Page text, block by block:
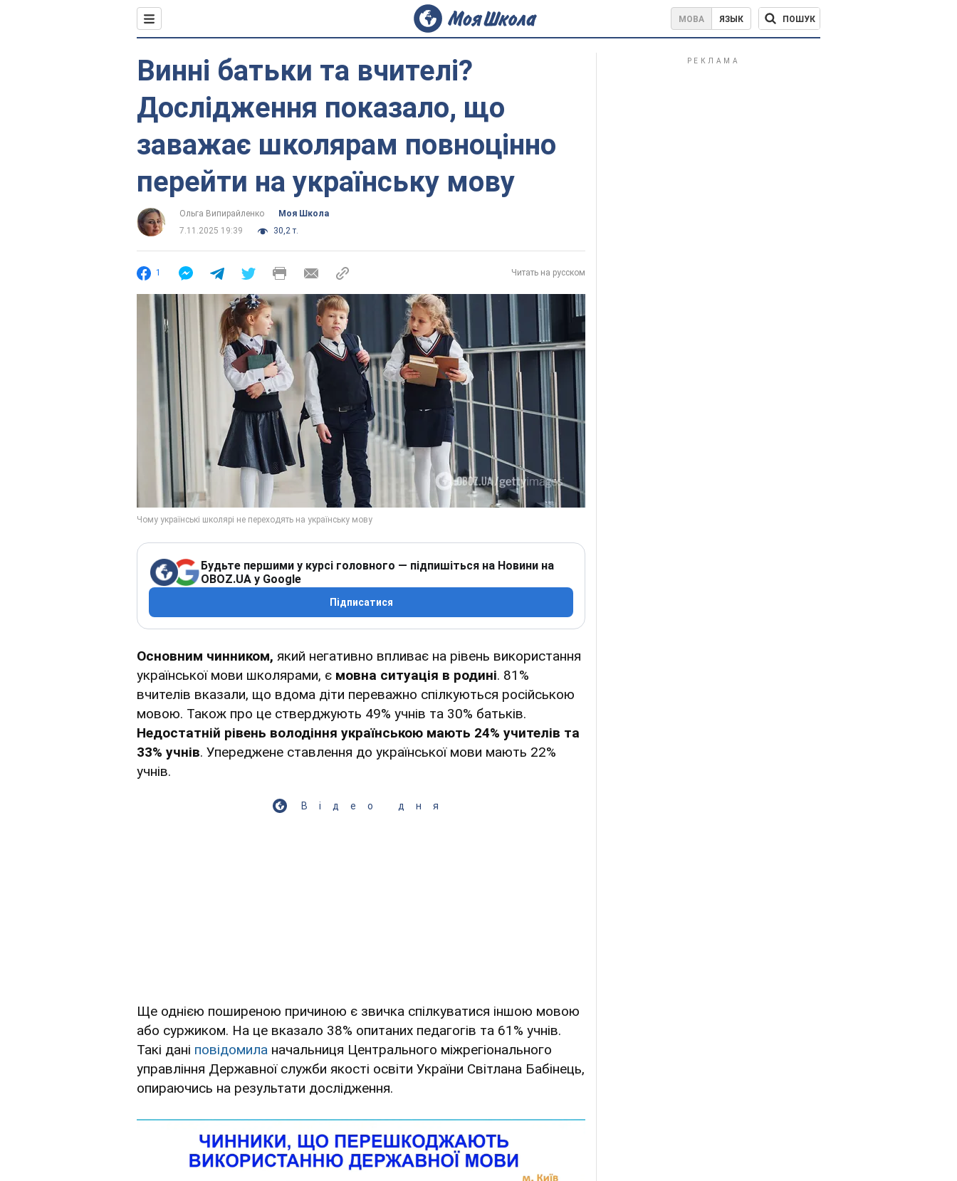
МОВА ЯЗЫК ПОШУК
Винні батьки та вчителі?
Дослідження показало, що
заважає школярам повноцінно
перейти на українську мову
Ольга Випирайленко
Моя Школа
7.11.2025 19:39
30,2 т.
1 Читать на русском
Будьте першими у курсі головного — підпишіться на Новини на
OBOZ.UA у Google
Підписатися
Основним чинником, який негативно впливає на рівень використання
української мови школярами, є мовна ситуація в родині. 81%
вчителів вказали, що вдома діти переважно спілкуються російською
мовою. Також про це стверджують 49% учнів та 30% батьків.
Недостатній рівень володіння українською мають 24% учителів та
33% учнів. Упереджене ставлення до української мови мають 22%
учнів.
Відео дня
Ще однією поширеною причиною є звичка спілкуватися іншою мовою
або суржиком. На це вказало 38% опитаних педагогів та 61% учнів.
Такі дані повідомила начальниця Центрального міжрегіонального
управління Державної служби якості освіти України Світлана Бабінець,
опираючись на результати дослідження.